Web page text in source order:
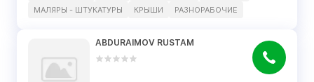
МАЛЯРЫ - ШТУКАТУРЫ
КРЫШИ РАЗНОРАБОЧИЕ
ABDURAIMOV RUSTAM